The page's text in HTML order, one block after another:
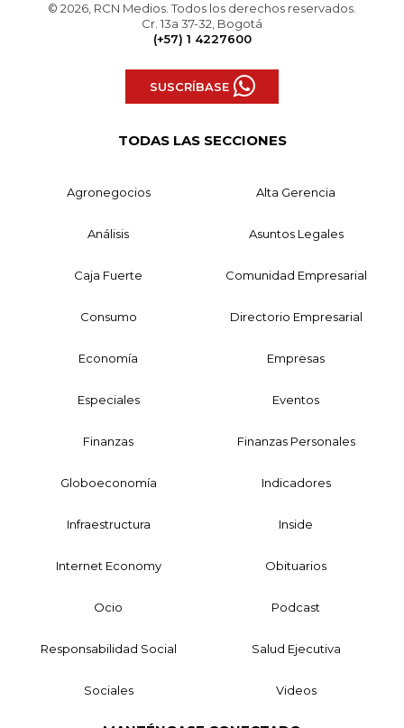
© 2026, RCN Medios. Todos los derechos reservados.
Cr. 13a 37-32, Bogotá
(+57) 1 4227600
SUSCRÍBASE
TODAS LAS SECCIONES
Agronegocios Alta Gerencia
Análisis Asuntos Legales
Caja Fuerte Comunidad Empresarial
Consumo Directorio Empresarial
Economía Empresas
Especiales Eventos
Finanzas Finanzas Personales
Globoeconomía Indicadores
Infraestructura Inside
Internet Economy Obituarios
Ocio Podcast
Responsabilidad Social Salud Ejecutiva
Sociales Videos